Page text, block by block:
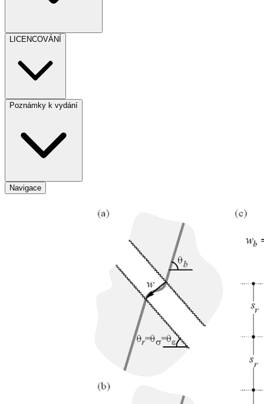
LICENCOVÁNÍ
Poznámky k vydání
Navigace